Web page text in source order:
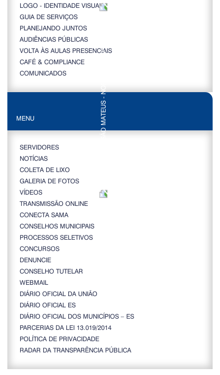
LOGO - IDENTIDADE VISUAL
GUIA DE SERVIÇOS
PLANEJANDO JUNTOS
AUDIÊNCIAS PÚBLICAS
VOLTA ÀS AULAS PRESENCIAIS
CAFÉ & COMPLIANCE
COMUNICADOS
MENU
SERVIDORES
NOTÍCIAS
COLETA DE LIXO
GALERIA DE FOTOS
VÍDEOS
TRANSMISSÃO ONLINE
CONECTA SAMA
CONSELHOS MUNICIPAIS
PROCESSOS SELETIVOS
CONCURSOS
DENUNCIE
CONSELHO TUTELAR
WEBMAIL
DIÁRIO OFICIAL DA UNIÃO
DIÁRIO OFICIAL ES
DIÁRIO OFICIAL DOS MUNICÍPIOS – ES
PARCERIAS DA LEI 13.019/2014
POLÍTICA DE PRIVACIDADE
RADAR DA TRANSPARÊNCIA PÚBLICA